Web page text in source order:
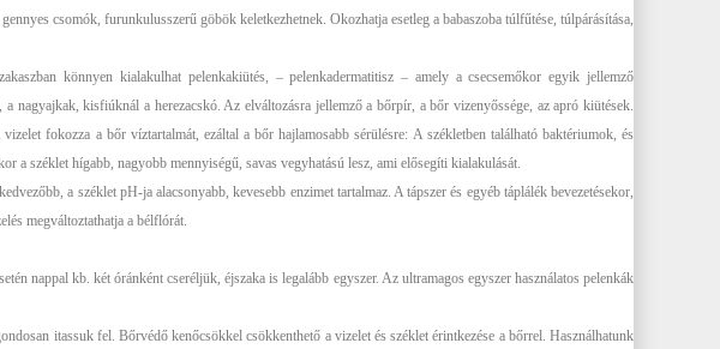
csomók, furunkulusszerű göbök keletkezhetnek. Okozhatja esetleg a babaszoba túlfűtése, túlpárásítása,
könnyen kialakulhat pelenkakiütés, – pelenkadermatitisz – amely a csecsemőkor egyik jellemző
nagyajkak, kisfiúknál a herezacskó. Az elváltozásra jellemző a bőrpír, a bőr vizenyőssége, az apró kiütések.
fokozza a bőr víztartalmát, ezáltal a bőr hajlamosabb sérülésre: A székletben található baktériumok, és
a széklet hígabb, nagyobb mennyiségű, savas vegyhatású lesz, ami elősegíti kialakulását.
a széklet pH-ja alacsonyabb, kevesebb enzimet tartalmaz. A tápszer és egyéb táplálék bevezetésekor,
megváltoztathatja a bélflórát.
nappal kb. két óránként cseréljük, éjszaka is legalább egyszer. Az ultramagos egyszer használatos pelenkák
itassuk fel. Bőrvédő kenőcsökkel csökkenthető a vizelet és széklet érintkezése a bőrrel. Használhatunk